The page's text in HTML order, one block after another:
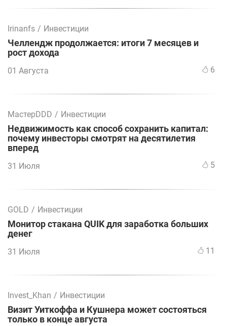
Irinanfs / Инвестиции
Челлендж продолжается: итоги 7 месяцев и
рост дохода
01 Августа 6
МастерDDD / Инвестиции
Недвижимость как способ сохранить капитал:
почему инвесторы смотрят на десятилетия
вперед
31 Июля 5
GOLD / Инвестиции
Монитор стакана QUIK для заработка больших
денег
31 Июля 11
Invest_Khan / Инвестиции
Визит Уиткоффа и Кушнера может состояться
только в конце августа